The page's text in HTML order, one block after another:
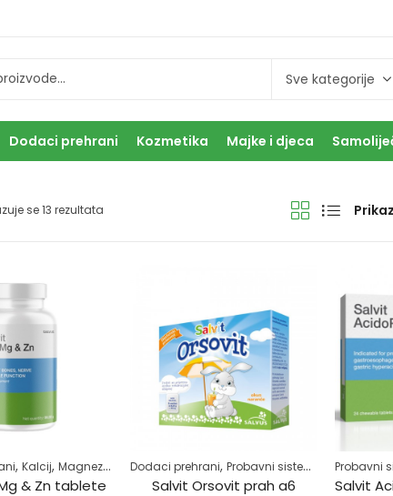
Dodaci prehrani Kozmetika Majke i djeca
se 13 rezultata
, Kalcij, Magnezij , Vitamini i minerali,Zdrav život
& Zn tablete
Dodaci prehrani, Probavni sistem Razno,
Salvit Orsovit prah a6
Probavni